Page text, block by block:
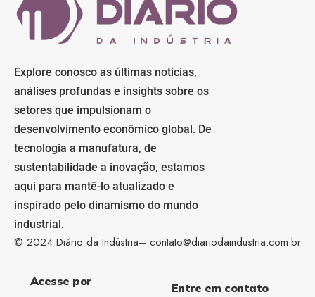
Explore conosco as últimas notícias,
análises profundas e insights sobre os
setores que impulsionam o
desenvolvimento econômico global. De
tecnologia a manufatura, de
sustentabilidade a inovação, estamos
aqui para mantê-lo atualizado e
inspirado pelo dinamismo do mundo
industrial.
© 2024 Diário da Indústria– contato@diariodaindustria.com.br
Acesse por
Entre em contato